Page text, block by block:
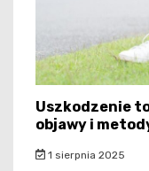
Uszkodzenie
objawy i
1 sierpnia 2025